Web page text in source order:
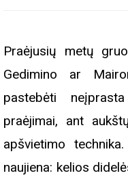
Praėjusių metų
Gedimino ar
pastebėti
praėjimai, ant
apšvietimo
naujiena: kelios